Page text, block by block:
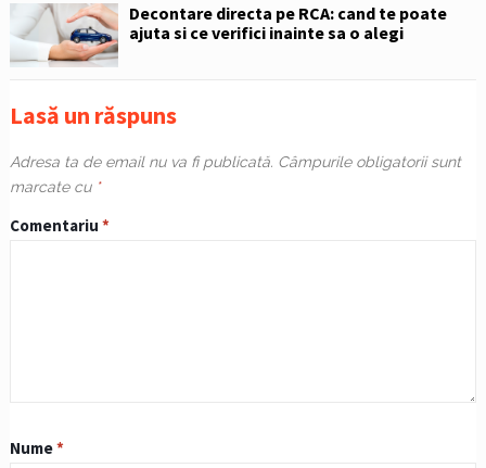
Decontare directa pe RCA: cand te poate
ajuta si ce verifici inainte sa o alegi
Lasă un răspuns
Adresa ta de email nu va fi publicată. Câmpurile obligatorii sunt
marcate cu *
Comentariu *
Nume*